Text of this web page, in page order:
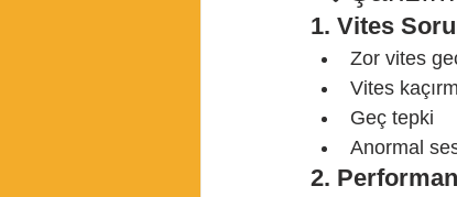
1. Vites
Zor vites
Vites
Geç tepki
Anormal
2.